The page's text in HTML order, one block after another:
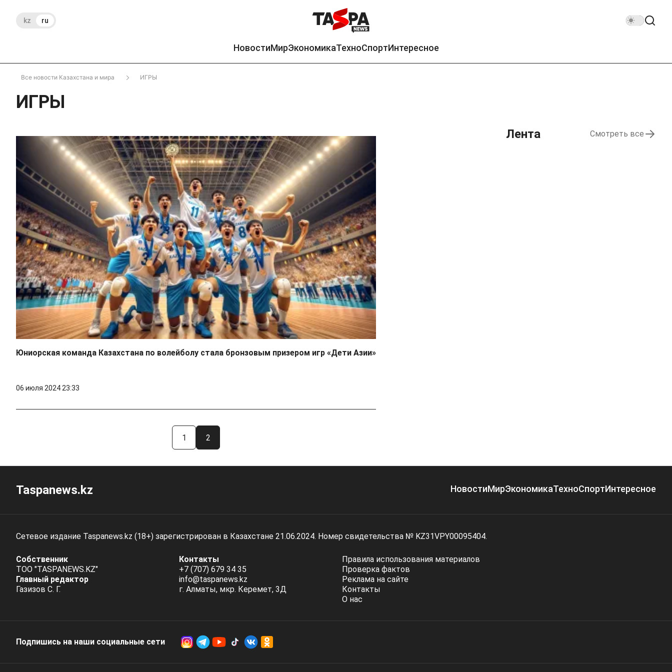
kz ru
НовостиМирЭкономикаТехноСпортИнтересное
Все новости Казахстана и мира ИГРЫ
ИГРЫ
Юниорская команда Казахстана по волейболу стала бронзовым призером игр «Дети Азии»
06 июля 2024 23:33
1 2
Лента Смотреть все
Taspanews.kz НовостиМирЭкономикаТехноСпортИнтересное
Сетевое издание Taspanews.kz (18+) зарегистрирован в Казахстане 21.06.2024. Номер свидетельства № KZ31VPY00095404.
Собственник
ТОО "TASPANEWS.KZ"
Главный редактор
Газизов С. Г.
Контакты
+7 (707) 679 34 35
info@taspanews.kz
г. Алматы, мкр. Керемет, 3Д
Правила использования материалов
Проверка фактов
Реклама на сайте
Контакты
О нас
Подпишись на наши социальные cети